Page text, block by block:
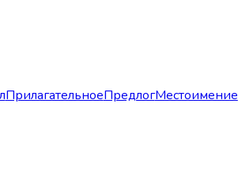
ПрилагательноеПредлогМестоимение